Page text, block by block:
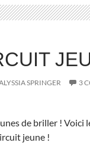
SPRINGER 3
de briller ! Voici
jeune !